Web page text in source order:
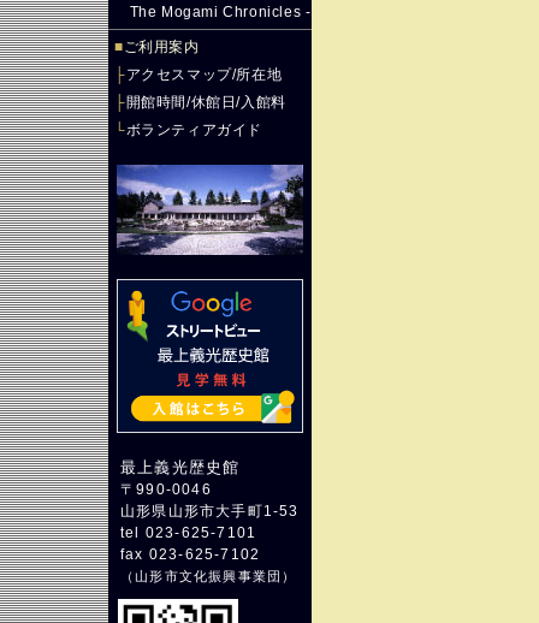
The Mogami Chronicles -
■ご利用案内
├アクセスマップ/所在地
├開館時間/休館日/入館料
└ボランティアガイド
最上義光歴史館
〒990-0046
山形県山形市大手町1-53
tel 023-625-7101
fax 023-625-7102
（山形市文化振興事業団 ）